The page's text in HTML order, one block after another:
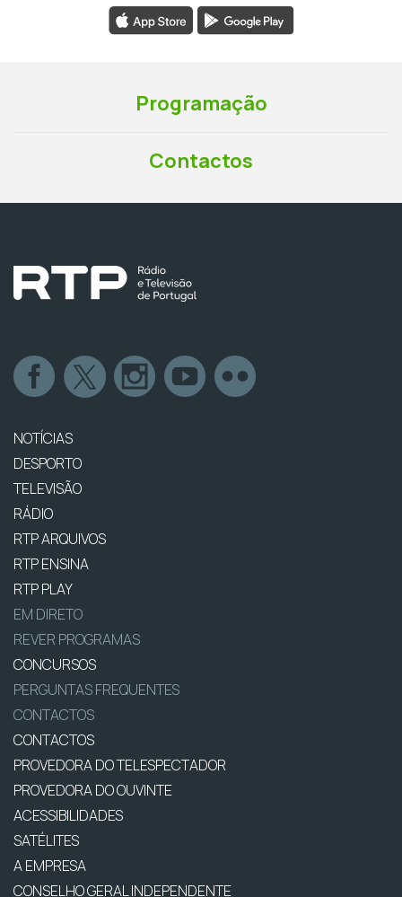
Programação
Contactos
NOTÍCIAS
DESPORTO
TELEVISÃO
RÁDIO
RTP ARQUIVOS
RTP ENSINA
RTP PLAY
EM DIRETO
REVER PROGRAMAS
CONCURSOS
PERGUNTAS FREQUENTES
CONTACTOS
CONTACTOS
PROVEDORA DO TELESPECTADOR
PROVEDORA DO OUVINTE
ACESSIBILIDADES
SATÉLITES
A EMPRESA
CONSELHO GERAL INDEPENDENTE